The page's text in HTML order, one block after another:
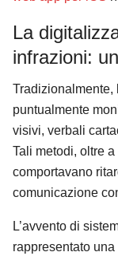
La
infrazioni:
puntualmente
visivi, verbali
Tali metodi, oltre
comportavano
comunicazione
L’avvento di
rappresentato